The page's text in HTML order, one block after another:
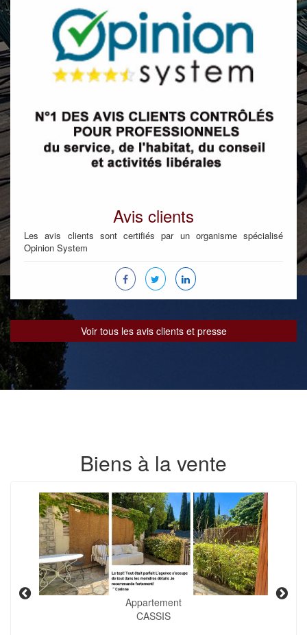
Avis clients
Les avis clients sont certifiés par un organisme spécialisé
Opinion System
Voir tous les avis clients et presse
Biens à la vente
Appartement
CASSIS